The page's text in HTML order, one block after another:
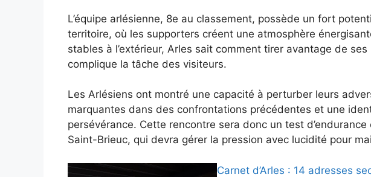
L’équipe arlésienne, 8e au classement, possède un fort
territoire, où les supporters créent une atmosphère
stables à l’extérieur, Arles sait comment tirer avantage de
complique la tâche des visiteurs.
Les Arlésiens ont montré une capacité à perturber leurs
marquantes dans des confrontations précédentes et une
persévérance. Cette rencontre sera donc un test
Saint-Brieuc, qui devra gérer la pression avec lucidité pour
Carnet d’Arles : 14 adresses